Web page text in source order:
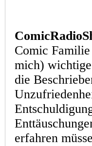
Comic
mich)
die
erfahren